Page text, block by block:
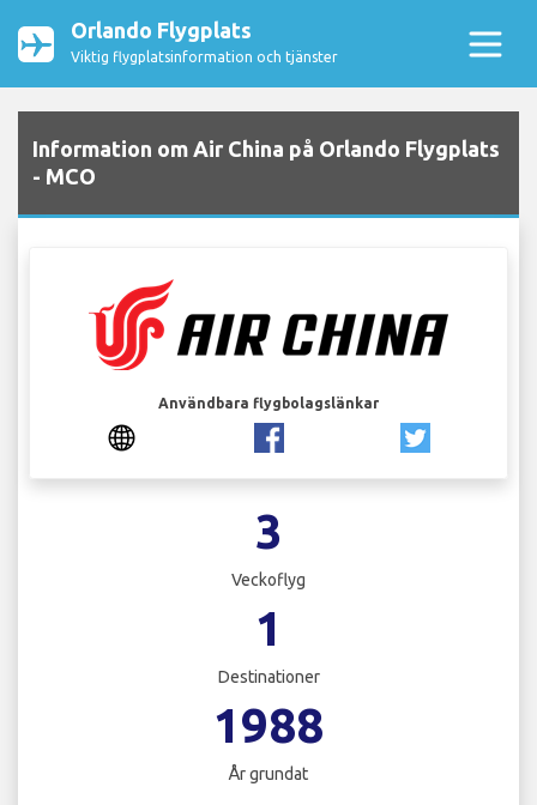
Orlando Flygplats
Viktig flygplatsinformation och tjänster
Information om Air China på Orlando Flygplats
- MCO
Användbara flygbolagslänkar
3
Veckoflyg
1
Destinationer
1988
År grundat